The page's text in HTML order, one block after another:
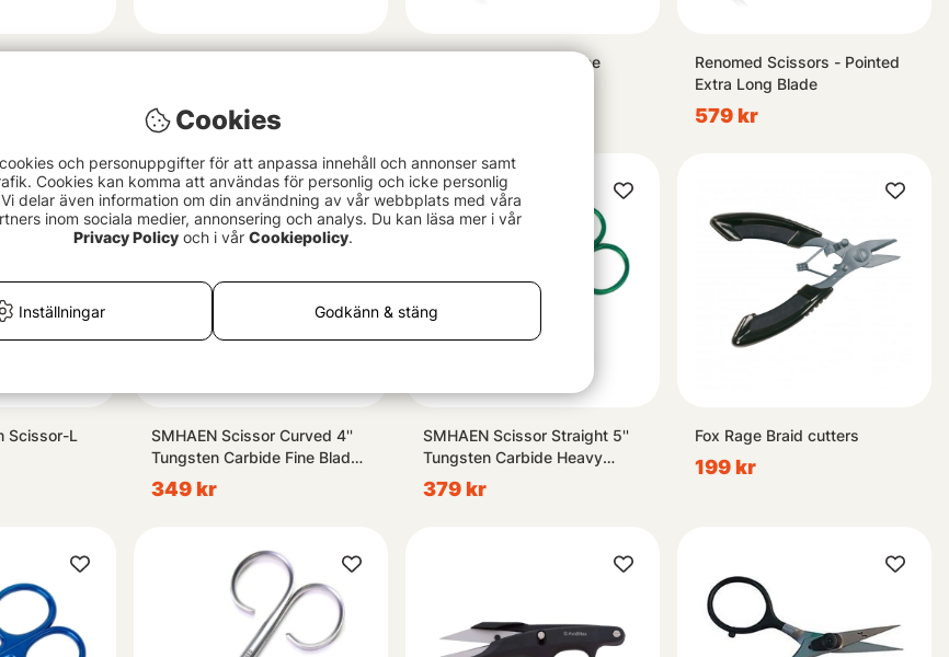
379 kr
Renomed Scissors - The
Renomed Scissors - Pointed
Extra Long Blade
579 kr
Scissor-L
SMHAEN Scissor Curved 4''
Tungsten Carbide Fine Blade
Blue
349 kr
SMHAEN Scissor Straight 5''
Tungsten Carbide Heavy
Green
379 kr
Fox Rage Braid cutters
199 kr
Cookies
och personuppgifter för att anpassa innehåll och annonser samt
Cookies kan komma att användas för personlig och icke personlig
delar även information om din användning av vår webbplats med våra
inom sociala medier, annonsering och analys. Du kan läsa mer i vår
Privacy Policyoch i vår Cookiepolicy.
Inställningar Godkänn & stäng